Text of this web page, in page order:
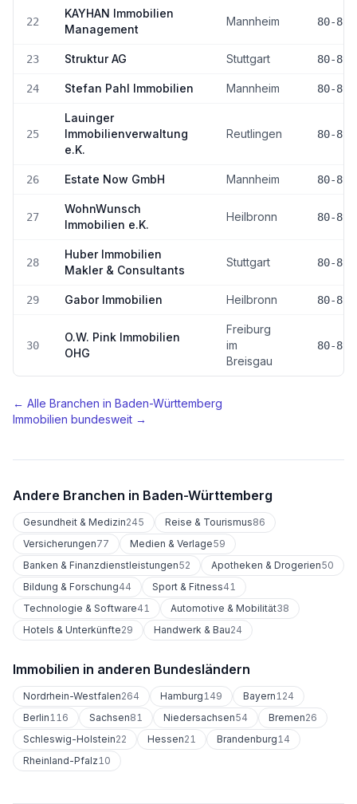
22
KAYHAN Immobilien
Management
Mannheim 80-89
23 Struktur AG Stuttgart 80-89
24 Stefan Pahl Immobilien Mannheim 80-89
25
Lauinger
Immobilienverwaltung
e.K.
Reutlingen 80-89
26 Estate Now GmbH Mannheim 80-89
27
WohnWunsch
Immobilien e.K.
Heilbronn 80-89
28
Huber Immobilien
Makler & Consultants
Stuttgart 80-89
29 Gabor Immobilien Heilbronn 80-89
30
O.W. Pink Immobilien
OHG
Freiburg
im
Breisgau
80-89
← Alle Branchen in Baden-Württemberg
Immobilien bundesweit →
Andere Branchen in Baden-Württemberg
Gesundheit & Medizin245 Reise & Tourismus86
Versicherungen77 Medien & Verlage59
Banken & Finanzdienstleistungen52 Apotheken & Drogerien50
Bildung & Forschung44 Sport & Fitness41
Technologie & Software41 Automotive & Mobilität38
Hotels & Unterkünfte29 Handwerk & Bau24
Immobilien in anderen Bundesländern
Nordrhein-Westfalen264 Hamburg149 Bayern124
Berlin116 Sachsen81 Niedersachsen54 Bremen26
Schleswig-Holstein22 Hessen21 Brandenburg14
Rheinland-Pfalz10